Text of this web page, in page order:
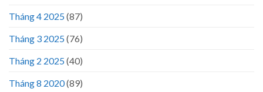
Tháng 4 2025(87)
Tháng 3 2025(76)
Tháng 2 2025(40)
Tháng 8 2020(89)